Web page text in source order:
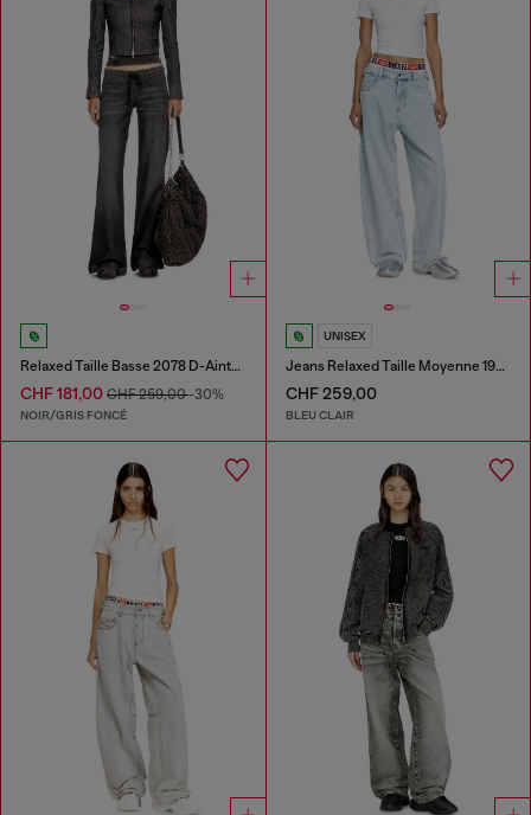
Relaxed Taille Basse 2078 D-Ainty Joggjeans®
CHF 181,00 CHF 259,00-30%
NOIR/GRIS FONCÉ
UNISEX
Jeans Relaxed Taille Moyenne 1997 D-Enim-M
CHF 259,00
BLEU CLAIR